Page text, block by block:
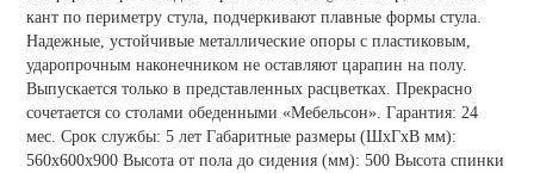
кант по периметру стула, подчеркивают плавные формы стула.
Надежные, устойчивые металлические опоры с пластиковым,
ударопрочным наконечником не оставляют царапин на полу.
Выпускается только в представленных расцветках. Прекрасно
сочетается со столами обеденными «Мебельсон». Гарантия: 24
мес. Срок службы: 5 лет Габаритные размеры (ШхГхВ мм):
560х600х900 Высота от пола до сидения (мм): 500 Высота спинки